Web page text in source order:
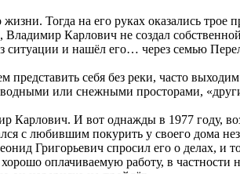
Тогда на его руках оказались трое
Карлович не создал
ситуации и нашёл его… через семью
себя без реки, часто выходим
или снежными просторами,
Карлович. И вот однажды в 1977 году,
с любившим покурить у своего дома
Григорьевич спросил его о делах, и
оплачиваемую работу, в